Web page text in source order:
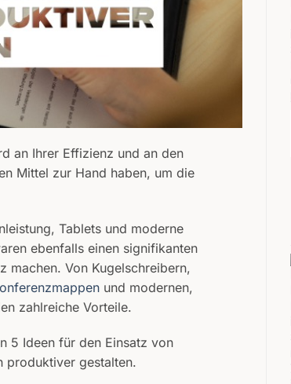
an Ihrer Effizienz und an den
Mittel zur Hand haben, um die
Tablets und moderne
ebenfalls einen signifikanten
machen. Von Kugelschreibern,
und modernen,
zahlreiche Vorteile.
5 Ideen für den Einsatz von
produktiver gestalten.